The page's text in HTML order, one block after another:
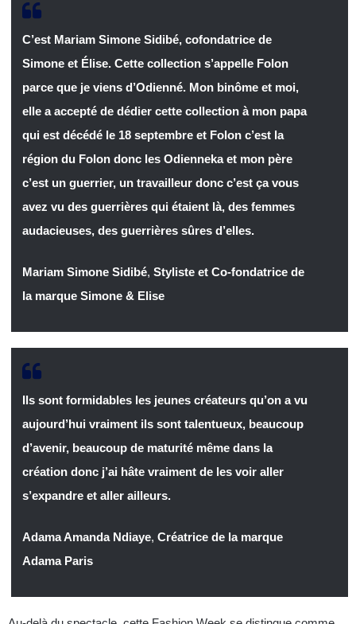
C’est Mariam Simone Sidibé, cofondatrice de
Simone et Élise. Cette collection s’appelle Folon
parce que je viens d’Odienné. Mon binôme et moi,
elle a accepté de dédier cette collection à mon papa
qui est décédé le 18 septembre et Folon c’est la
région du Folon donc les Odienneka et mon père
c’est un guerrier, un travailleur donc c’est ça vous
avez vu des guerrières qui étaient là, des femmes
audacieuses, des guerrières sûres d’elles.
Mariam Simone Sidibé, Styliste et Co-fondatrice de
la marque Simone & Elise
Ils sont formidables les jeunes créateurs qu’on a vu
aujourd’hui vraiment ils sont talentueux, beaucoup
d’avenir, beaucoup de maturité même dans la
création donc j’ai hâte vraiment de les voir aller
s’expandre et aller ailleurs.
Adama Amanda Ndiaye, Créatrice de la marque
Adama Paris